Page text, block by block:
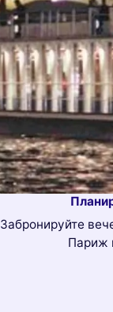
Забронируйте
Париж